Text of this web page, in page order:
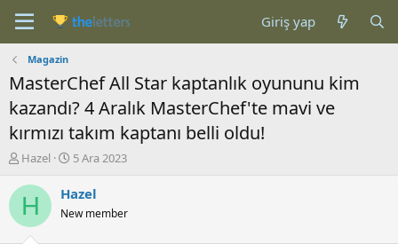
Giriş yap
Magazin
MasterChef All Star kaptanlık oyununu kim
kazandı? 4 Aralık MasterChef'te mavi ve
kırmızı takım kaptanı belli oldu!
K
n
b
u
Hazel
B
ş
a
5 Ara 2023
H Hazel
New member